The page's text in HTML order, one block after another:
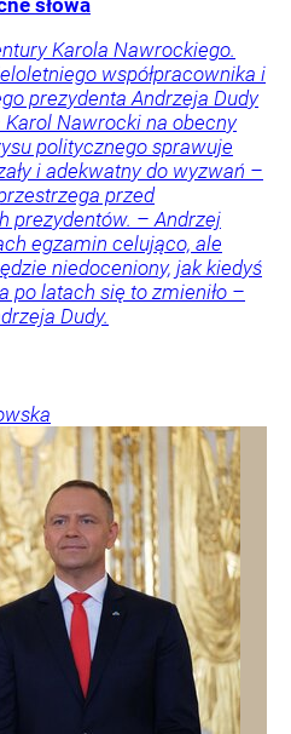
słowa
Karola Nawrockiego.
współpracownika i
prezydenta Andrzeja Dudy
Nawrocki na obecny
politycznego sprawuje
i adekwatny do wyzwań –
przed
prezydentów. – Andrzej
egzamin celująco, ale
niedoceniony, jak kiedyś
po latach się to zmieniło –
Dudy.